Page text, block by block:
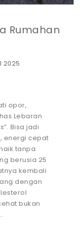
Rumahan
2025
opor,
Lebaran
Bisa jadi
energi cepat
tanpa
berusia 25
kembali
dengan
bukan